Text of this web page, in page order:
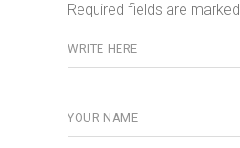
Required fields are marked